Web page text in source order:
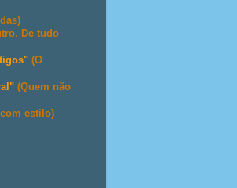
De tudo
(O
(Quem não
estilo)